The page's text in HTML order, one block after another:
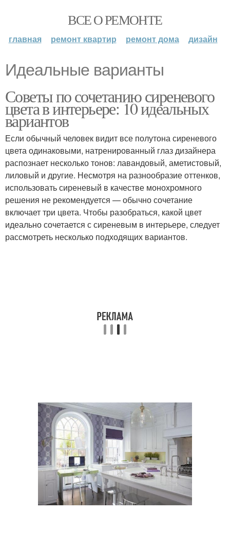
ВСЕ О РЕМОНТЕ
главная ремонт квартир ремонт дома дизайн
Идеальные варианты
Советы по сочетанию сиреневого
цвета в интерьере: 10 идеальных
вариантов
Если обычный человек видит все полутона сиреневого
цвета одинаковыми, натренированный глаз дизайнера
распознает несколько тонов: лавандовый, аметистовый,
лиловый и другие. Несмотря на разнообразие оттенков,
использовать сиреневый в качестве монохромного
решения не рекомендуется — обычно сочетание
включает три цвета. Чтобы разобраться, какой цвет
идеально сочетается с сиреневым в интерьере, следует
рассмотреть несколько подходящих вариантов.